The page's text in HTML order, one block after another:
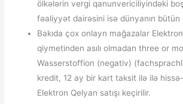
ölkələrin vergi qanunvericiliyindəki
fəaliyyət dairəsini isə dünyanın bütün
Bakıda çox onlayn mağazalar
qiymetinden asılı olmadan three or
Wasserstoffion (negativ)
kredit, 12 ay bir kart taksit ilə ilə
Elektron Qelyan satışı keçirilir.